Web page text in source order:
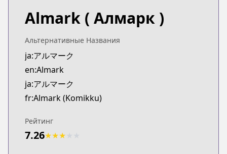
Official Raw
https://comic-walker.com/contents/detail/
Kitsu
Kitsu
MangaUpdates
MangaUpdates
novelUpdates
novelUpdates
Almark ( Алмарк )
Альтернативные Названия
ja:アルマーク
en:Almark
ja:アルマーク
fr:Almark (Komikku)
Рейтинг
7.26★★★